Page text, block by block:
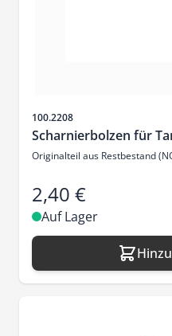
Artikelnr.
100.2208
Scharnierbolzen für
Originalteil aus Restbestand
2,40 €
Auf Lager